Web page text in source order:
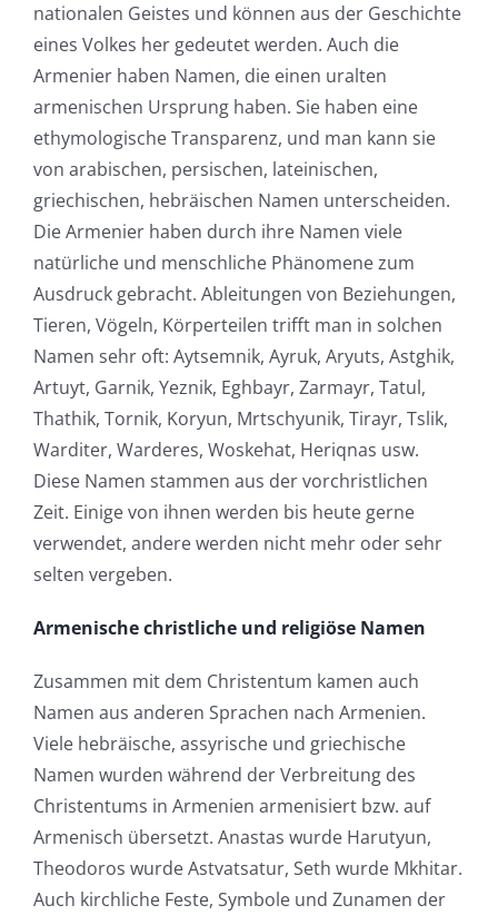
nationalen Geistes und können aus der Geschichte
eines Volkes her gedeutet werden. Auch die
Armenier haben Namen, die einen uralten
armenischen Ursprung haben. Sie haben eine
ethymologische Transparenz, und man kann sie
von arabischen, persischen, lateinischen,
griechischen, hebräischen Namen unterscheiden.
Die Armenier haben durch ihre Namen viele
natürliche und menschliche Phänomene zum
Ausdruck gebracht. Ableitungen von Beziehungen,
Tieren, Vögeln, Körperteilen trifft man in solchen
Namen sehr oft: Aytsemnik, Ayruk, Aryuts, Astghik,
Artuyt, Garnik, Yeznik, Eghbayr, Zarmayr, Tatul,
Thathik, Tornik, Koryun, Mrtschyunik, Tirayr, Tslik,
Warditer, Warderes, Woskehat, Heriqnas usw.
Diese Namen stammen aus der vorchristlichen
Zeit. Einige von ihnen werden bis heute gerne
verwendet, andere werden nicht mehr oder sehr
selten vergeben.
Armenische christliche und religiöse Namen
Zusammen mit dem Christentum kamen auch
Namen aus anderen Sprachen nach Armenien.
Viele hebräische, assyrische und griechische
Namen wurden während der Verbreitung des
Christentums in Armenien armenisiert bzw. auf
Armenisch übersetzt. Anastas wurde Harutyun,
Theodoros wurde Astvatsatur, Seth wurde Mkhitar.
Auch kirchliche Feste, Symbole und Zunamen der